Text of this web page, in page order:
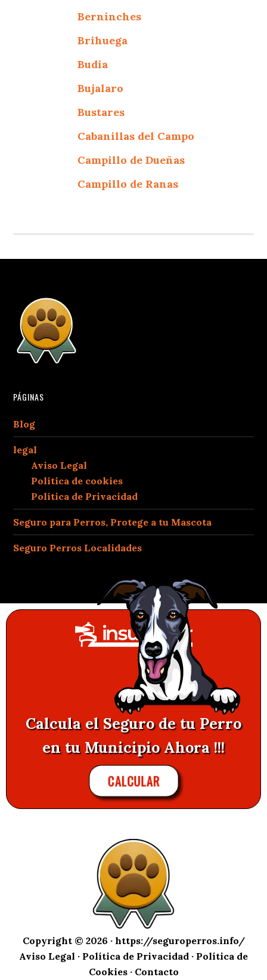
Berninches
Brihuega
Budia
Bujalaro
Bustares
Cabanillas del Campo
Campillo de Dueñas
Campillo de Ranas
PÁGINAS
Blog
legal
Aviso Legal
Política de cookies
Política de Privacidad
Seguro para Perros, Protege a tu Mascota
Seguro Perros Localidades
Calcula el Seguro de tu Perro
en tu Municipio Ahora !!!
CALCULAR
Copyright © 2026 · https://seguroperros.info/
Aviso Legal · Política de Privacidad · Política de
Cookies· Contacto